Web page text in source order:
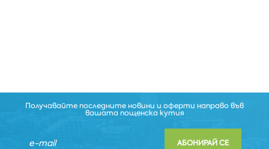
Получавайте последните новини и оферти направо във
вашата пощенска кутия
АБОНИРАЙ СЕ